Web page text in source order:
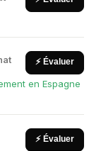
⚡ Évaluer
en Espagne
⚡ Évaluer